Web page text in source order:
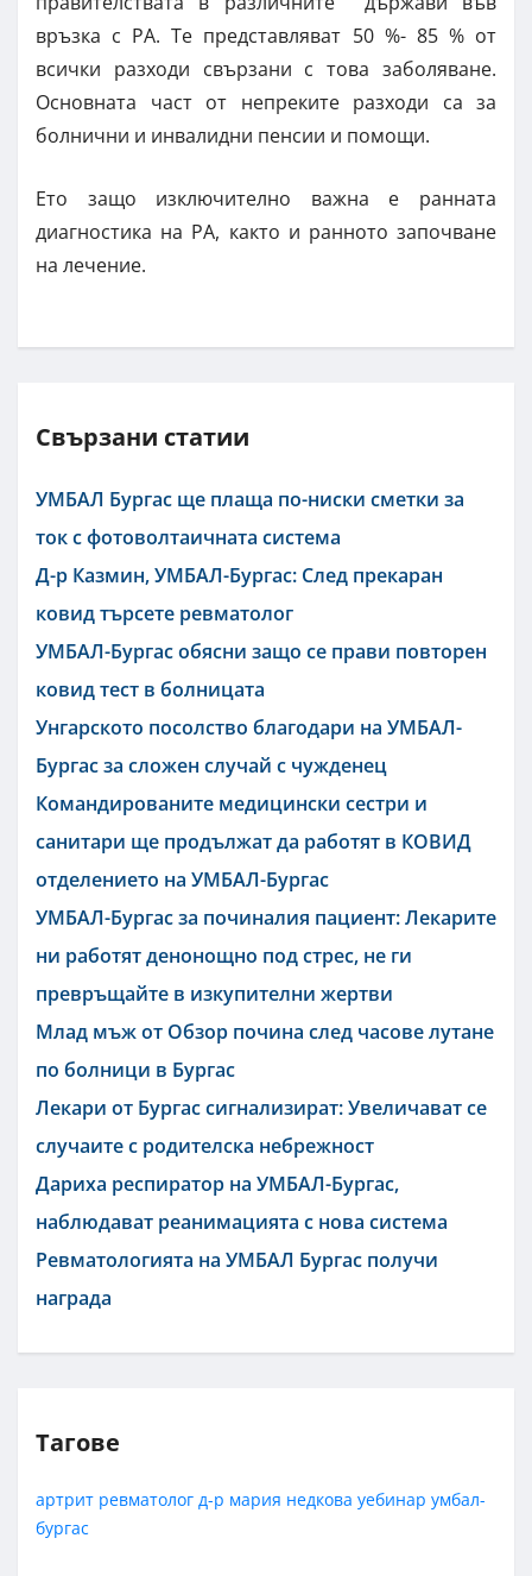
връзка с РА. Те представляват 50 %- 85 % от
всички разходи свързани с това заболяване.
Основната част от непреките разходи са за
болнични и инвалидни пенсии и помощи.
Ето защо изключително важна е ранната
диагностика на РА, както и ранното започване
на лечение.
Свързани статии
УМБАЛ Бургас ще плаща по-ниски сметки за
ток с фотоволтаичната система
Д-р Казмин, УМБАЛ-Бургас: След прекаран
ковид търсете ревматолог
УМБАЛ-Бургас обясни защо се прави повторен
ковид тест в болницата
Унгарското посолство благодари на УМБАЛ-
Бургас за сложен случай с чужденец
Командированите медицински сестри и
санитари ще продължат да работят в КОВИД
отделението на УМБАЛ-Бургас
УМБАЛ-Бургас за починалия пациент: Лекарите
ни работят денонощно под стрес, не ги
превръщайте в изкупителни жертви
Млад мъж от Обзор почина след часове лутане
по болници в Бургас
Лекари от Бургас сигнализират: Увеличават се
случаите с родителска небрежност
Дариха респиратор на УМБАЛ-Бургас,
наблюдават реанимацията с нова система
Ревматологията на УМБАЛ Бургас получи
награда
Тагове
артрит ревматолог д-р мария недкова уебинар умбал-
бургас